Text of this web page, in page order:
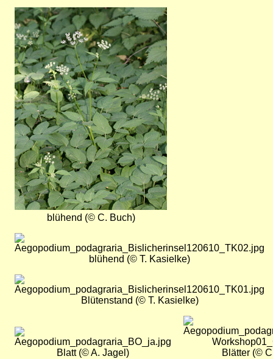
Bild
blühend (© C. Buch)
Bild
blühend (© T. Kasielke)
Bild
Blütenstand (© T. Kasielke)
Bild
Blatt (© A. Jagel)
Bild
Blätter (©